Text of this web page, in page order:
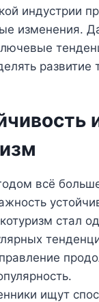
индустрии
изменения.
развитие
всё
стал
ищут